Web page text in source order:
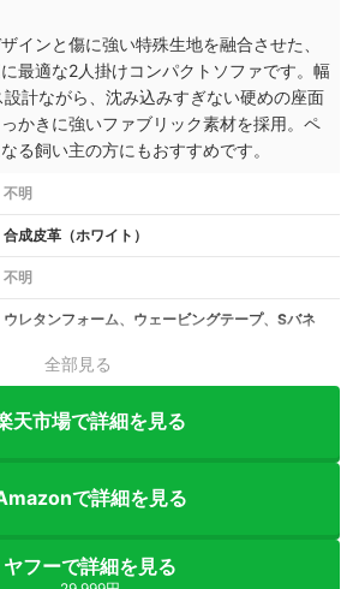
インと傷に強い特殊生地を融合させた、
最適な2人掛けコンパクトソファです。幅
計ながら、沈み込みすぎない硬めの座面
かきに強いファブリック素材を採用。ペ
る飼い主の方にもおすすめです。
不明
合成皮革（ホワイト）
不明
ウレタンフォーム、ウェービングテープ、Sバネ
全部見る
天市場で詳細を見る
で詳細を見る
ヤフーで詳細を見る